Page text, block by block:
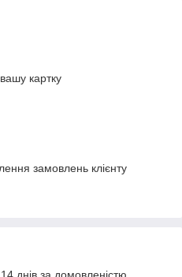
картку
замовлень клієнту